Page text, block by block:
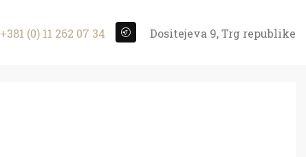
+381 (0) 11 262 07 34 Dositejeva 9, Trg republike